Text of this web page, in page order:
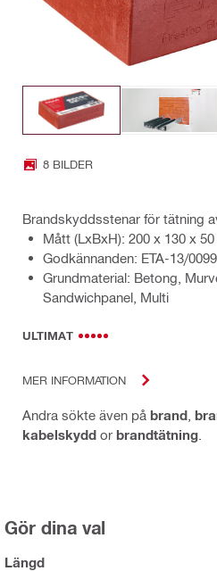
8 BILDER
Brandskyddsstenar för tätning
Mått (LxBxH): 200 x 130 x
Godkännanden: ETA-13/0099
Grundmaterial: Betong,
Sandwichpanel, Multi
ULTIMAT
MER INFORMATION
Andra sökte även på brand
kabelskydd or brandtätning
Gör dina val
Längd